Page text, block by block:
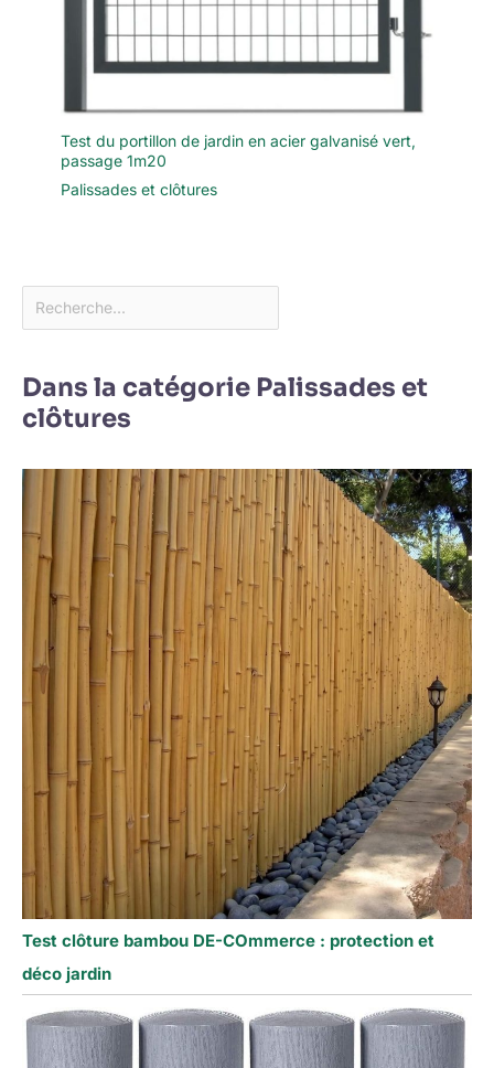
Test du portillon de jardin en acier galvanisé vert,
passage 1m20
Palissades et clôtures
Dans la catégorie Palissades et
clôtures
Test clôture bambou DE-COmmerce : protection et
déco jardin